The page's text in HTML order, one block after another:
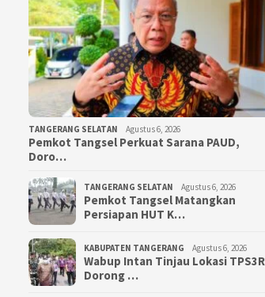
TANGERANG SELATAN Agustus 6, 2026
Pemkot Tangsel Perkuat Sarana PAUD,
Doro…
TANGERANG SELATAN Agustus 6, 2026
Pemkot Tangsel Matangkan
Persiapan HUT K…
KABUPATEN TANGERANG Agustus 6, 2026
Wabup Intan Tinjau Lokasi
Dorong …